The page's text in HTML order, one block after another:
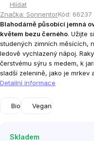
Hlídat
Značka: SonnentorKód: 66237
Blahodárně působící jemná
květem bezu černého. Užijte
studených zimních měsících,
ledově vychlazený nápoj.
čerstvému sýru s medem, k
sladší zelenině, jako je mrkev
Detailní informace
Bio Vegan
Skladem